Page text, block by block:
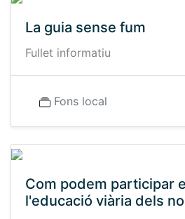
La guia sense fum
Fullet informatiu
Fons local
Com podem participar
l'educació viària dels